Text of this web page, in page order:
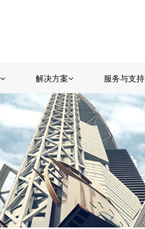
解决方案 服务与支持